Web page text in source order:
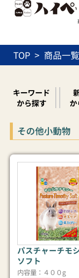
ッ
TOP 商品一覧
キーワード
から探す
その他小動物
パスチャーチモ
ソフト
内容量：４００g